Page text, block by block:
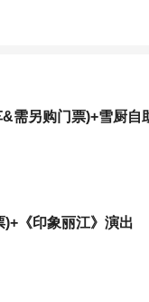
需另购门票)+雪厨自
《印象丽江》演出